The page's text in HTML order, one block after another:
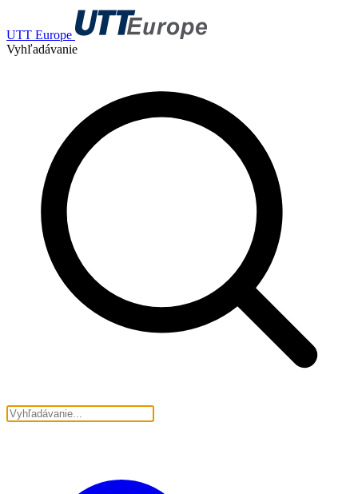
UTT Europe
Vyhľadávanie